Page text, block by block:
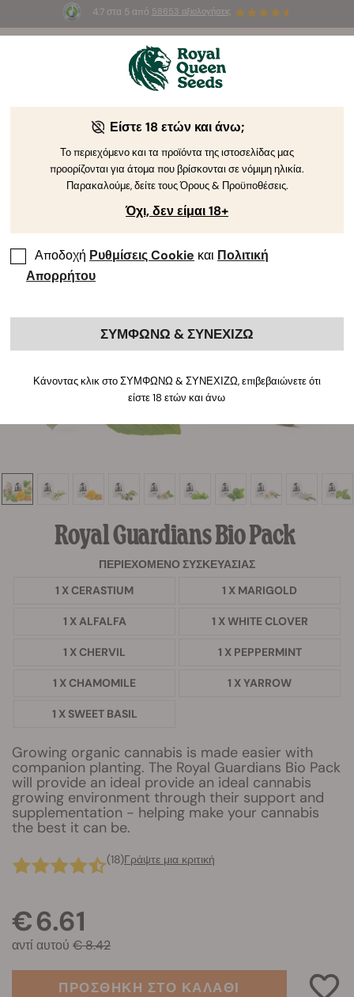
4.7 στα 5 από 58653 αξιολογήσεις
Summer Sales : Έως και -50%
προϊόντα! ⏤
Royal Guardians Bio Pack
ΠΕΡΙΕΧΌΜΕΝΟ ΣΥΣΚΕΥΑΣΊΑΣ
1 X CERASTIUM
1 X MARIGOLD
1 X ALFALFA 1 X WHITE CLOVER
1 X CHERVIL 1 X PEPPERMINT
1 X CHAMOMILE 1 X YARROW
1 X SWEET BASIL
Growing organic cannabis is made easier with
companion planting. The Royal Guardians Bio Pack
will provide an ideal provide an ideal cannabis
growing environment through their support and
supplementation - helping make your cannabis
the best it can be.
(18)Γράψτε μια κριτική
€ 6.61
αντί αυτού € 8.42
ΠΡΟΣΘΗΚΗ ΣΤΟ ΚΑΛΑΘΙ
Είστε 18 ετών και άνω;
Το περιεχόμενο και τα προϊόντα της ιστοσελίδας μας
προορίζονται για άτομα που βρίσκονται σε νόμιμη ηλικία.
Παρακαλούμε, δείτε τους Όρους & Προϋποθέσεις.
Όχι, δεν είμαι 18+
Αποδοχή Ρυθμίσεις Cookie και Πολιτική
Απορρήτου
ΣΥΜΦΩΝΩ & ΣΥΝΕΧΙΖΩ
Κάνοντας κλικ στο ΣΥΜΦΩΝΩ & ΣΥΝΕΧΙΖΩ, επιβεβαιώνετε ότι
είστε 18 ετών και άνω